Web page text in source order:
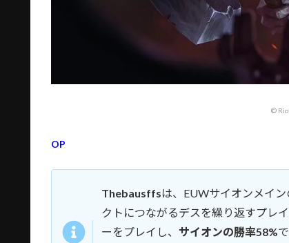
©
OP
Thebausffsは、EUWサイオンメイ
クトにつながるデスを繰り返すプレ
ーをプレイし、 サイオンの勝率58%で